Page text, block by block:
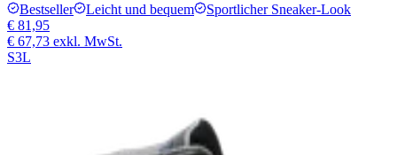
Bestseller Leicht und bequem
Sportlicher Sneaker-Look
€ 81,95
€ 67,73 exkl. MwSt.
S3L